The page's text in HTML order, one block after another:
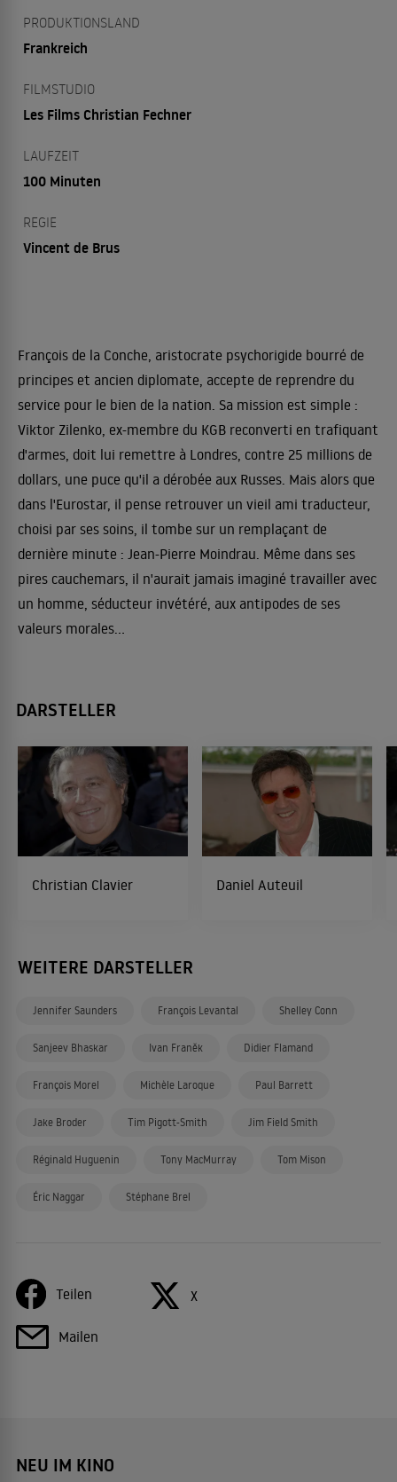
PRODUKTIONSLAND
Frankreich
FILMSTUDIO
Les Films Christian Fechner
LAUFZEIT
100 Minuten
REGIE
Vincent de Brus
François de la Conche, aristocrate psychorigide bourré de
principes et ancien diplomate, accepte de reprendre du
service pour le bien de la nation. Sa mission est simple :
Viktor Zilenko, ex-membre du KGB reconverti en trafiquant
d'armes, doit lui remettre à Londres, contre 25 millions de
dollars, une puce qu'il a dérobée aux Russes. Mais alors que
dans l'Eurostar, il pense retrouver un vieil ami traducteur,
choisi par ses soins, il tombe sur un remplaçant de
dernière minute : Jean-Pierre Moindrau. Même dans ses
pires cauchemars, il n'aurait jamais imaginé travailler avec
un homme, séducteur invétéré, aux antipodes de ses
valeurs morales...
DARSTELLER
Christian Clavier Daniel Auteuil
WEITERE DARSTELLER
Jennifer Saunders François Levantal Shelley Conn
Sanjeev Bhaskar Ivan Franěk Didier Flamand
François Morel Michèle Laroque Paul Barrett
Jake Broder Tim Pigott-Smith Jim Field Smith
Réginald Huguenin Tony MacMurray Tom Mison
Éric Naggar Stéphane Brel
Teilen X
Mailen
NEU IM KINO